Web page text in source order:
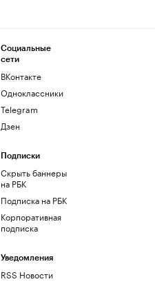
Социальные
сети
ВКонтакте
Одноклассники
Telegram
Дзен
Подписки
Скрыть баннеры
на РБК
Подписка на РБК
Корпоративная
подписка
Уведомления
RSS Новости